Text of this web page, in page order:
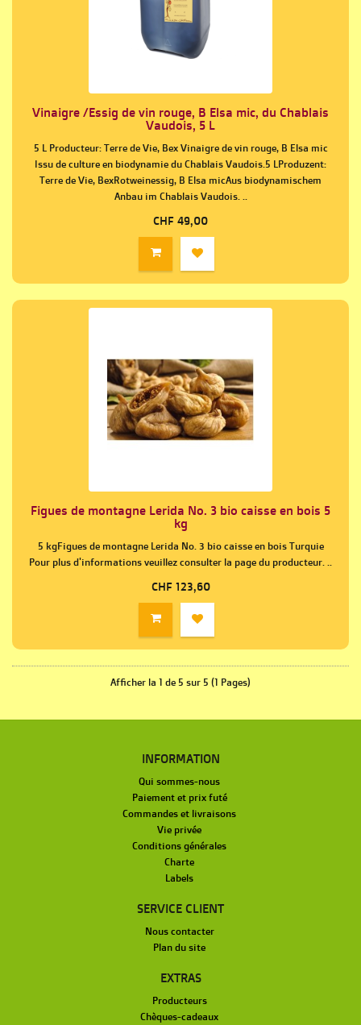
Vinaigre /Essig de vin rouge, B Elsa mic, du Chablais
Vaudois, 5 L
5 L Producteur: Terre de Vie, Bex Vinaigre de vin rouge, B Elsa mic
Issu de culture en biodynamie du Chablais Vaudois.5 LProduzent:
Terre de Vie, BexRotweinessig, B Elsa micAus biodynamischem
Anbau im Chablais Vaudois. ..
CHF 49,00
Figues de montagne Lerida No. 3 bio caisse en bois 5
kg
5 kgFigues de montagne Lerida No. 3 bio caisse en bois Turquie
Pour plus d'informations veuillez consulter la page du producteur. ..
CHF 123,60
Afficher la 1 de 5 sur 5 (1 Pages)
INFORMATION
Qui sommes-nous
Paiement et prix futé
Commandes et livraisons
Vie privée
Conditions générales
Charte
Labels
SERVICE CLIENT
Nous contacter
Plan du site
EXTRAS
Producteurs
Chèques-cadeaux